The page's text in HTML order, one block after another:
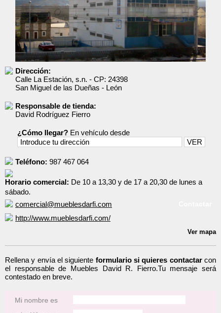
Dirección:
Calle La Estación, s.n. - CP: 24398
San Miguel de las Dueñas - León
Responsable de tienda:
David Rodríguez Fierro
¿Cómo llegar? En vehículo desde
Teléfono: 987 467 064
Horario comercial: De 10 a 13,30 y de 17 a 20,30 de lunes a
sábado.
comercial@mueblesdarfi.com
http://www.mueblesdarfi.com/
Ver mapa
Rellena y envía el siguiente formulario si quieres contactarcon
el responsable de Muebles David R. Fierro.Tu mensaje será
contestado en breve.
Mi nombre es